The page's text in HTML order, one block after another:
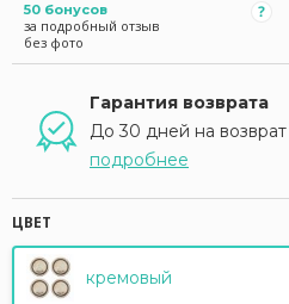
50 бонусов
за подробный отзыв
без фото
Гарантия возврата
До 30 дней на возврат
подробнее
ЦВЕТ
кремовый